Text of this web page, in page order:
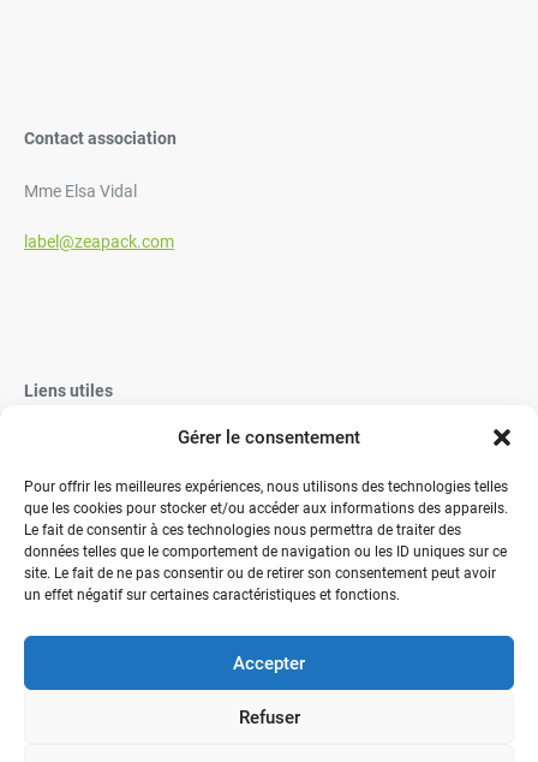
Gérer le consentement
Pour offrir les meilleures expériences, nous utilisons des technologies telles
que les cookies pour stocker et/ou accéder aux informations des appareils.
Le fait de consentir à ces technologies nous permettra de traiter des
données telles que le comportement de navigation ou les ID uniques sur ce
site. Le fait de ne pas consentir ou de retirer son consentement peut avoir
un effet négatif sur certaines caractéristiques et fonctions.
Accepter
Refuser
Contact association
Mme Elsa Vidal
label@zeapack.com
Liens utiles
Vaisselle réutilisable éco-responsable
Contactez-nous
" Votre expérience, notre expertise, des solutions "
Conditions Générales de Vente